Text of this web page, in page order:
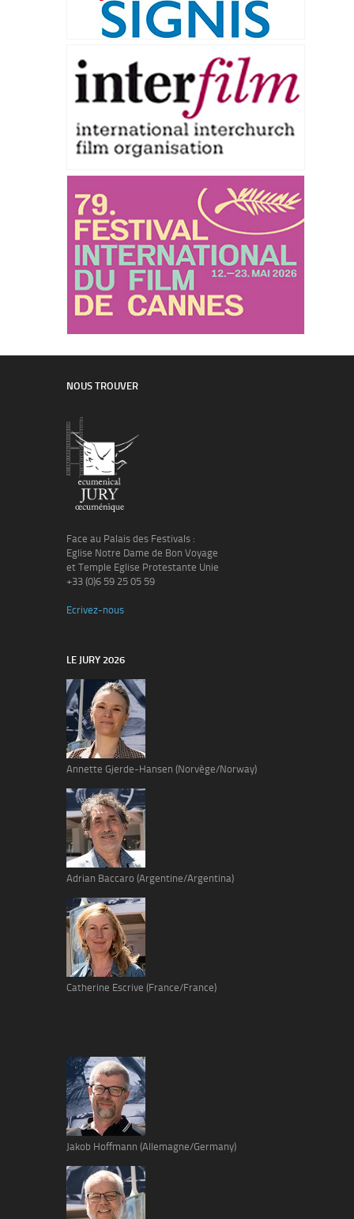
NOUS TROUVER
Face au Palais des Festivals :
Eglise Notre Dame de Bon Voyage
et Temple Eglise Protestante Unie
+33 (0)6 59 25 05 59
Ecrivez-nous
LE JURY 2026
Annette Gjerde-Hansen (Norvège/Norway)
Adrian Baccaro (Argentine/Argentina)
Catherine Escrive (France/France)
Jakob Hoffmann (Allemagne/Germany)